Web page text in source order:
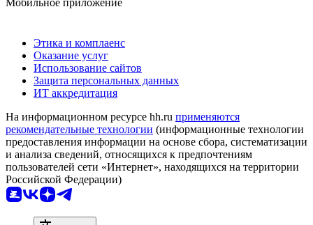
Этика и комплаенс
Оказание услуг
Использование сайтов
Защита персональных данных
ИТ аккредитация
На информационном ресурсе hh.ru применяются
рекомендательные технологии (информационные технологии
предоставления информации на основе сбора, систематизации
и анализа сведений, относящихся к предпочтениям
пользователей сети «Интернет», находящихся на территории
Российской Федерации)